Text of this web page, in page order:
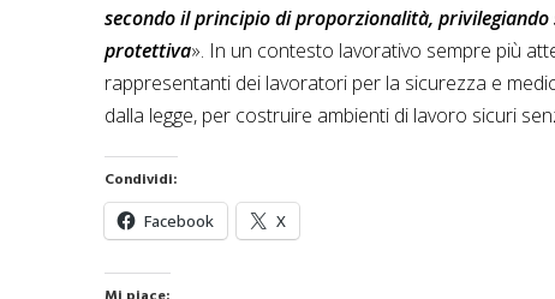
secondo il principio di proporzionalità,
protettiva». In un contesto lavorativo sempre più
rappresentanti dei lavoratori per la sicurezza e
dalla legge, per costruire ambienti di lavoro sicuri
Condividi:
Facebook X